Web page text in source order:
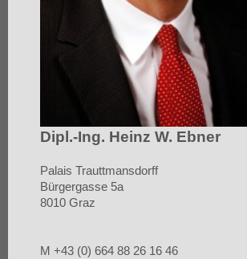
Dipl.-Ing. Heinz W. Ebner
Palais Trauttmansdorff
Bürgergasse 5a
8010 Graz
M +43 (0) 664 88 26 16 46